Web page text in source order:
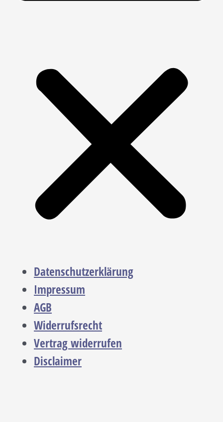
Datenschutzerklärung
Impressum
AGB
Widerrufsrecht
Vertrag widerrufen
Disclaimer